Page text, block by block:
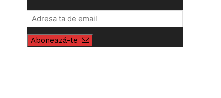
Abonează-te